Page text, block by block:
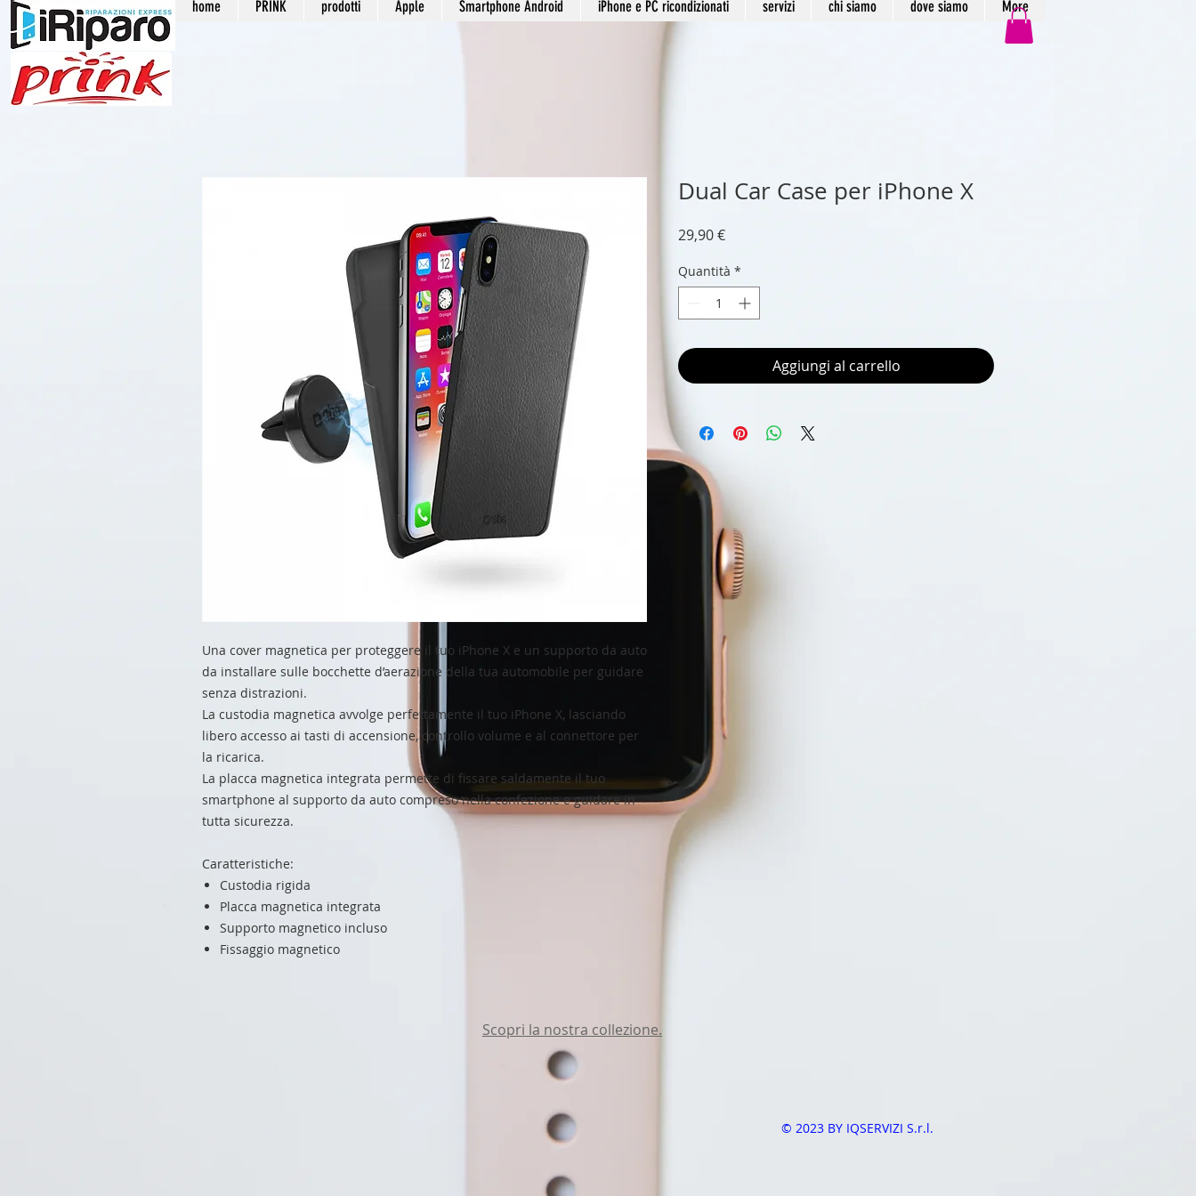
home PRINK prodotti Apple Smartphone Android iPhone e PC ricondizionati servizi chi siamo dove siamo More
Una cover magnetica per proteggere il tuo iPhone X e un supporto da auto
da installare sulle bocchette d’aerazione della tua automobile per guidare
senza distrazioni.
La custodia magnetica avvolge perfettamente il tuo iPhone X, lasciando
libero accesso ai tasti di accensione, controllo volume e al connettore per
la ricarica.
La placca magnetica integrata permette di fissare saldamente il tuo
smartphone al supporto da auto compreso nella confezione e guidare in
tutta sicurezza.
Caratteristiche:
Custodia rigida
Placca magnetica integrata
Supporto magnetico incluso
Fissaggio magnetico
Dual Car Case per iPhone X
29,90 €Prezzo
Quantità *
Aggiungi al carrello
Scopri la nostra collezione.
© 2023 BY IQSERVIZI S.r.l.